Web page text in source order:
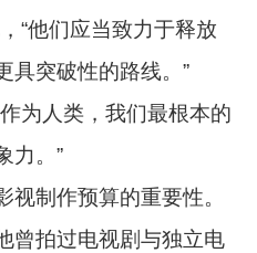
“他们应当致力于释放
具突破性的路线。”
人类，我们最根本的
力。”
制作预算的重要性。
曾拍过电视剧与独立电